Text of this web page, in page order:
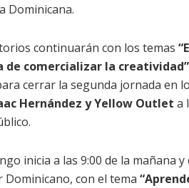
Dominicana.
continuarán con los temas
comercializar la creatividad”
cerrar la segunda jornada en
Hernández y Yellow Outlet a
inicia a las 9:00 de la mañana
Dominicano, con el tema